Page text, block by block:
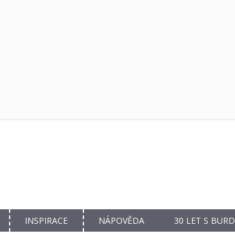
INSPIRACE NÁPOVĚDA 30 LET S